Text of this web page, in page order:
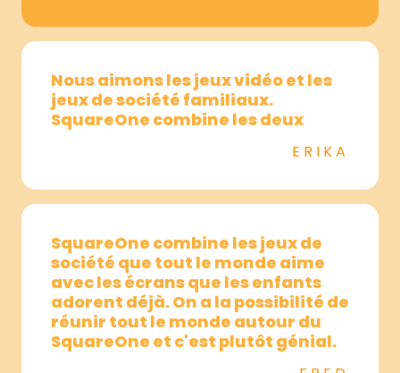
Nous aimons les jeux vidéo et les
jeux de société familiaux.
SquareOne combine les deux
ERIKA
SquareOne combine les jeux de
société que tout le monde aime
avec les écrans que les enfants
adorent déjà. On a la possibilité de
réunir tout le monde autour du
SquareOne et c'est plutôt génial.